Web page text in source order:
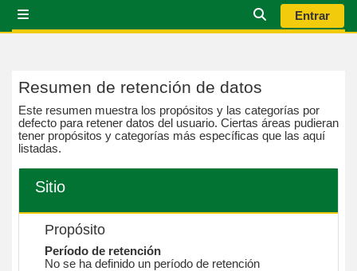
Panel lateral
Selector de
Entrar
Resumen de retención de datos
Este resumen muestra los propósitos y las categorías por
defecto para retener datos del usuario. Ciertas áreas pudieran
tener propósitos y categorías más específicas que las aquí
listadas.
Sitio
Propósito
Período de retención
No se ha definido un período de retención